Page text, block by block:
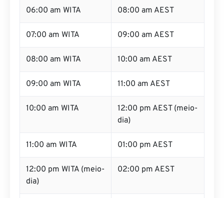
06:00 am WITA 08:00 am AEST
07:00 am WITA 09:00 am AEST
08:00 am WITA 10:00 am AEST
09:00 am WITA 11:00 am AEST
10:00 am WITA
12:00 pm AEST (meio-
dia)
11:00 am WITA 01:00 pm AEST
12:00 pm WITA (meio-
dia)
02:00 pm AEST